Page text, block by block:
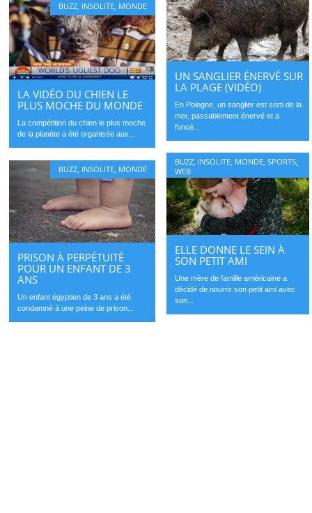
UN SANGLIER ÉNERVÉ SUR
LA PLAGE (VIDÉO)
En Pologne, un sanglier est sorti de la
mer, passablement énervé et a
foncé...
BUZZ, INSOLITE, MONDE
LA VIDÉO DU CHIEN LE
PLUS MOCHE DU MONDE
La compétition du chien le plus moche
de la planète a été organisée aux...
BUZZ INSOLITE MONDE ,SPORTS
WEB
ELLE DONNE LE SEIN À
SON PETIT AMI
Une mère de famille américaine a
décidé de nourrir son petit ami avec
son...
BUZZ INSOLITE MONDE
PRISON À PERPÉTUITÉ
POUR UN ENFANT DE 3
ANS
Un enfant égyptien de 3 ans a été
condamné à une peine de prison...